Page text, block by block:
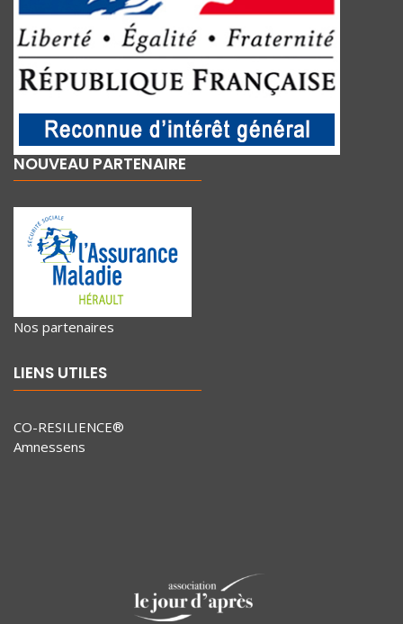
NOUVEAU PARTENAIRE
Nos partenaires
LIENS UTILES
CO-RESILIENCE®
Amnessens